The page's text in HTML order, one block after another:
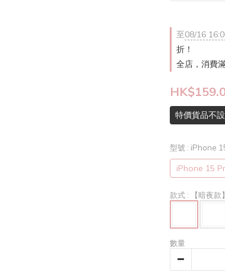
至08/16
折！
全店，消費
特價貨品不
型號 : iPhone
iPhone 15
款式 : 【暗夜款
數量